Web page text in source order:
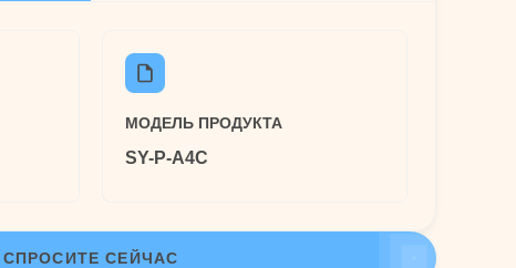
МОДЕЛЬ ПРОДУКТА
SY-P-A4C
СПРОСИТЕ СЕЙЧАС